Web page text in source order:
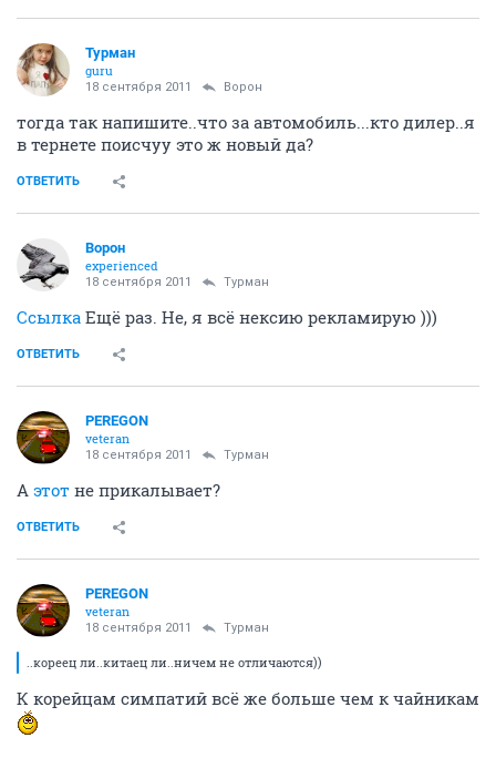
Турман
guru
18 сентября 2011 Ворон
тогда так напишите..что за автомобиль...кто дилер..я
в тернете поисчуу это ж новый да?
ОТВЕТИТЬ
Ворон
experienced
18 сентября 2011 Турман
Ссылка Ещё раз. Не, я всё нексию рекламирую )))
ОТВЕТИТЬ
PEREGON
veteran
18 сентября 2011 Турман
А этот не прикалывает?
ОТВЕТИТЬ
PEREGON
veteran
18 сентября 2011 Турман
..кореец ли..китаец ли..ничем не отличаются))
К корейцам симпатий всё же больше чем к чайникам